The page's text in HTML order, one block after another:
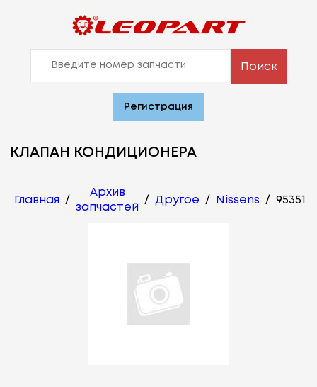
Поиск
Регистрация
КЛАПАН КОНДИЦИОНЕРА
Главная /
Архив
запчастей
/ Другое / Nissens / 95351